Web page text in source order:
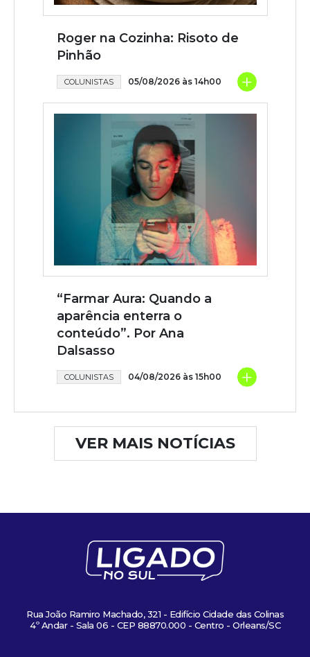
Roger na Cozinha: Risoto de
Pinhão
COLUNISTAS 05/08/2026 às 14h00 +
“Farmar Aura: Quando a
aparência enterra o
conteúdo”. Por Ana
Dalsasso
COLUNISTAS 04/08/2026 às 15h00 +
VER MAIS NOTÍCIAS
Rua João Ramiro Machado, 321 - Edifício Cidade das Colinas
4º Andar - Sala 06 - CEP 88870.000 - Centro - Orleans/SC